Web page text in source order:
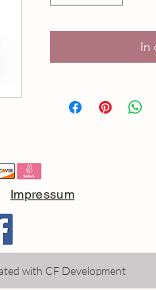
In
Impressum
with CF Development